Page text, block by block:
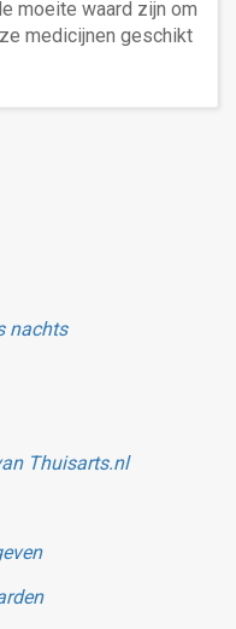
moeite waard zijn om
medicijnen geschikt
nachts
Thuisarts.nl